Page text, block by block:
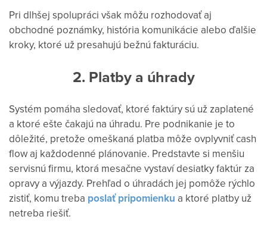
Pri dlhšej spolupráci však môžu rozhodovať aj
obchodné poznámky, história komunikácie alebo ďalšie
kroky, ktoré už presahujú bežnú fakturáciu.
2. Platby a úhrady
Systém pomáha sledovať, ktoré faktúry sú už zaplatené
a ktoré ešte čakajú na úhradu. Pre podnikanie je to
dôležité, pretože omeškaná platba môže ovplyvniť cash
flow aj každodenné plánovanie. Predstavte si menšiu
servisnú firmu, ktorá mesačne vystaví desiatky faktúr za
opravy a výjazdy. Prehľad o úhradách jej pomôže rýchlo
zistiť, komu treba poslať pripomienku a ktoré platby už
netreba riešiť.